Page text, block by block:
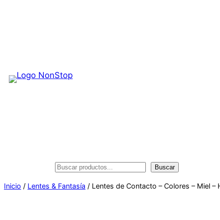
Buscar Buscar
Inicio / Lentes & Fantasía / Lentes de Contacto – Colores – Miel –